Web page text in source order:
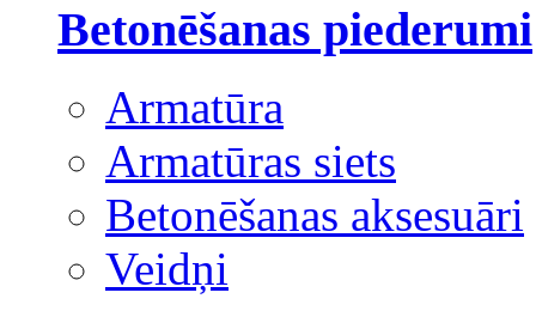
Betonēšanas piederumi
Armatūra
Armatūras siets
Betonēšanas aksesuāri
Veidņi